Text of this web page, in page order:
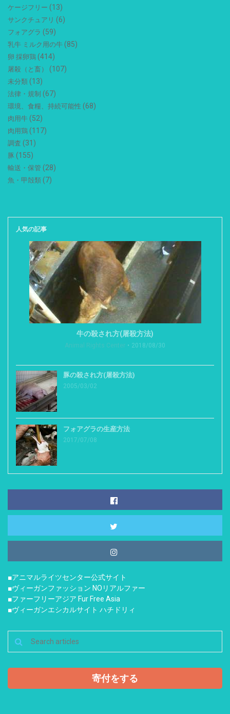
ケージフリー (13)
サンクチュアリ (6)
フォアグラ (59)
乳牛 ミルク用の牛 (85)
卵 採卵鶏 (414)
屠殺（と畜） (107)
未分類 (13)
法律・規制 (67)
環境、食糧、持続可能性 (68)
肉用牛 (52)
肉用鶏 (117)
調査 (31)
豚 (155)
輸送・保管 (28)
魚・甲殻類 (7)
人気の記事
牛の殺され方(屠殺方法)
Animal Rights Center 2018/08/30
豚の殺され方(屠殺方法)
2005/03/02
フォアグラの生産方法
2017/07/08
■アニマルライツセンター公式サイト
■ヴィーガンファッション NOリアルファー
■ファーフリーアジア Fur Free Asia
■ヴィーガンエシカルサイト ハチドリィ
寄付をする